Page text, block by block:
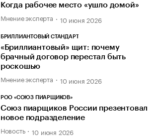
Когда рабочее место «ушло домой»
Мнение эксперта 10 июня 2026
БРИЛЛИАНТОВЫЙ СТАНДАРТ
«Бриллиантовый» щит: почему
брачный договор перестал быть
роскошью
Мнение эксперта 10 июня 2026
РОО «СОЮЗ ПИАРЩИКОВ»
Союз пиарщиков России презентовал
новое подразделение
Новость 10 июня 2026